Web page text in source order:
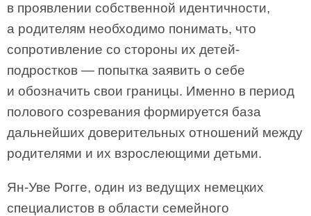
в проявлении собственной идентичности,
а родителям необходимо понимать, что
сопротивление со стороны их детей-
подростков — попытка заявить о себе
и обозначить свои границы. Именно в период
полового созревания формируется база
дальнейших доверительных отношений между
родителями и их взрослеющими детьми.
Ян-Уве Рогге, один из ведущих немецких
специалистов в области семейного